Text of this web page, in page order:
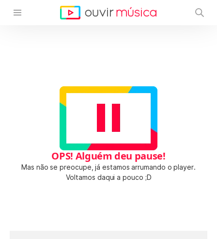
OPS! Alguém deu pause!
Mas não se preocupe, já estamos arrumando o player.
Voltamos daqui a pouco ;D